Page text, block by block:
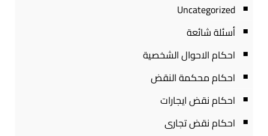
Uncategorized
أسئلة شائعة
احكام الاحوال الشخصية
احكام محكمة النقض
احكام نقض ايجارات
احكام نقض تجارى